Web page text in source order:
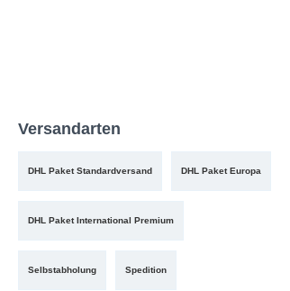
Versandarten
DHL Paket Standardversand DHL Paket Europa
DHL Paket International Premium
Selbstabholung Spedition